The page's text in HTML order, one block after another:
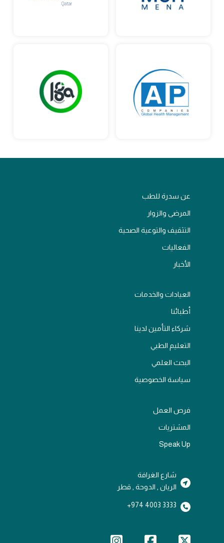
عن سدرة للطب
المرضى والزوار
التثقيف والتوعية الصحية
الفعاليات
الأخبار
العيادات والخدمات
أطبائنا
شركاء التأمين لدينا
التعليم الطبي
البحث العلمي
سياسة الخصوصية
فرص العمل
المشتريات
Speak Up
شارع الغرافة
الريان , الدوحة , قطر
3333 4003 974+